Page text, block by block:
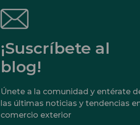
¡Suscríbete al
blog!
Únete a la comunidad y entérate
las últimas noticias y tendencias
comercio exterior